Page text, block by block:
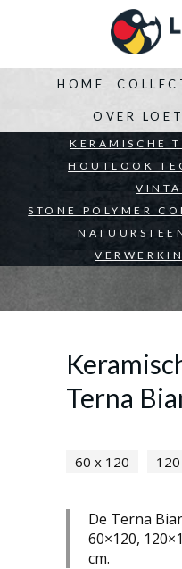
HOME
BEDRIJVEN
KERAMISCHE
HOUTLOOK
STONE POLYMER
OVER
Terna
60 x 120
De Terna
60×120,
cm.